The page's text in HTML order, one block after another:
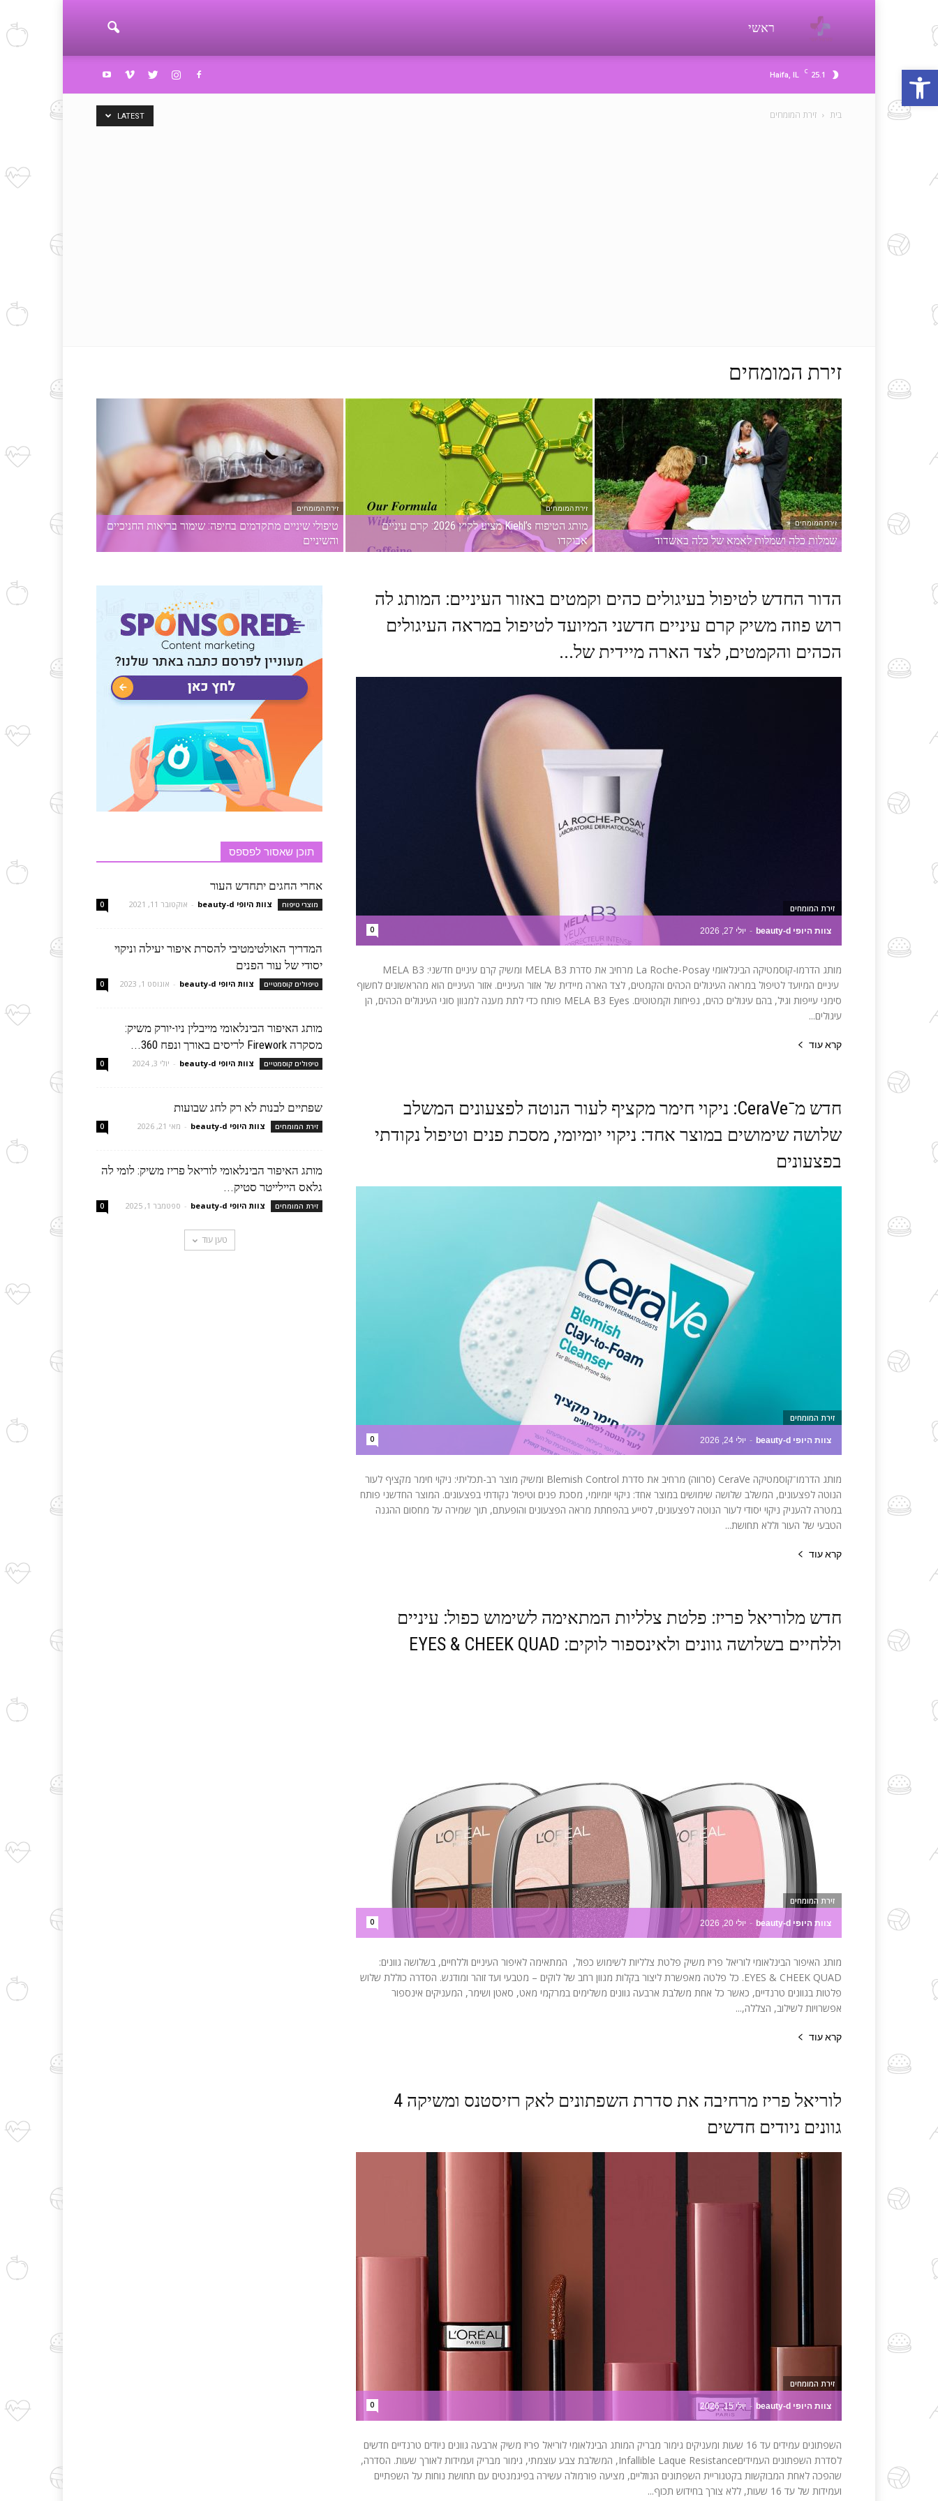
פתח סרגל נגישות
פורטל
ראשי
25.1
C
Haifa, IL
בית זירת המומחים LATEST
זירת המומחים
זירת המומחים
שמלות כלה ושמלות לאמא של כלה באשדוד
זירת המומחים
מותג הטיפוח Kiehl’s מציע לקיץ 2026: קרם עיניים
אבוקדו
זירת המומחים
טיפולי שיניים מתקדמים בחיפה: שימור בריאות החניכיים
והשיניים
הדור החדש לטיפול בעיגולים כהים וקמטים באזור העיניים: המותג לה
רוש פוזה משיק קרם עיניים חדשני המיועד לטיפול במראה העיגולים
הכהים והקמטים, לצד הארה מיידית של...
צוות היופי beauty-d - יולי 27, 2026 0
זירת המומחים
מותג הדרמו-קוסמטיקה הבינלאומי La Roche-Posay מרחיב את סדרת MELA B3 ומשיק קרם עיניים חדשני: MELA B3
עיניים המיועד לטיפול במראה העיגולים הכהים והקמטים, לצד הארה מיידית של אזור העיניים. אזור העיניים הוא מהראשונים לחשוף
סימני עייפות וגיל, בהם עיגולים כהים, נפיחות וקמטוטים. MELA B3 Eyes פותח כדי לתת מענה למגוון סוגי העיגולים הכהים, הן
עיגולים...
קרא עוד
חדש מ־CeraVe: ניקוי חימר מקציף לעור הנוטה לפצעונים המשלב
שלושה שימושים במוצר אחד: ניקוי יומיומי, מסכת פנים וטיפול נקודתי
בפצעונים
צוות היופי beauty-d - יולי 24, 2026 0
זירת המומחים
מותג הדרמו־קוסמטיקה CeraVe (סרווה) מרחיב את סדרת Blemish Control ומשיק מוצר רב-תכליתי: ניקוי חימר מקציף לעור
הנוטה לפצעונים, המשלב שלושה שימושים במוצר אחד: ניקוי יומיומי, מסכת פנים וטיפול נקודתי בפצעונים. המוצר החדשני פותח
במטרה להעניק ניקוי יסודי לעור הנוטה לפצעונים, לסייע בהפחתת מראה הפצעונים והופעתם, תוך שמירה על מחסום ההגנה
הטבעי של העור וללא תחושת...
קרא עוד
חדש מלוריאל פריז: פלטת צלליות המתאימה לשימוש כפול: עיניים
וללחיים בשלושה גוונים ולאינספור לוקים: EYES & CHEEK QUAD
צוות היופי beauty-d - יולי 20, 2026 0
זירת המומחים
מותג האיפור הבינלאומי לוריאל פריז משיק פלטת צלליות לשימוש כפול, המתאימה לאיפור העיניים וללחיים, בשלושה גוונים:
EYES & CHEEK QUAD. כל פלטה מאפשרת ליצור בקלות מגוון רחב של לוקים – מטבעי ועד זוהר ומודגש. הסדרה כוללת שלוש
פלטות בגוונים טרנדיים, כאשר כל אחת משלבת ארבעה גוונים משלימים במרקמי מאט, סאטן ושימר, המעניקים אינספור
אפשרויות לשילוב, הצללה,...
קרא עוד
לוריאל פריז מרחיבה את סדרת השפתונים לאק רזיסטנס ומשיקה 4
גוונים ניודים חדשים
צוות היופי beauty-d - יולי 15, 2026 0
זירת המומחים
השפתונים עמידים עד 16 שעות ומעניקים גימור מבריק המותג הבינלאומי לוריאל פריז משיק ארבעה גוונים ניודים טרנדיים חדשים
לסדרת השפתונים העמידיםInfallible Laque Resistance, המשלבת צבע עוצמתי, גימור מבריק ועמידות לאורך שעות. הסדרה,
שהפכה לאחת המבוקשות בקטגוריית השפתונים הנוזליים, מציעה פורמולה עשירה בפיגמנטים עם תחושת נוחות על השפתיים
ועמידות של עד 16 שעות, ללא צורך בחידוש תכוף...
תוכן שאסור לפספס
אחרי החגים יתחדש העור
מוצרי טיפוח צוות היופי beauty-d - אוקטובר 11, 2021 0
המדריך האולטימטיבי להסרת איפור יעילה וניקוי
יסודי של עור הפנים
טיפולים קוסמטיים צוות היופי beauty-d - אוגוסט 1, 2023 0
מותג האיפור הבינלאומי מייבלין ניו-יורק משיק:
מסקרה Firework לריסים באורך ונפח 360...
טיפולים קוסמטיים צוות היופי beauty-d - יולי 3, 2024 0
שפתיים לבנות לא רק לחג שבועות
זירת המומחים צוות היופי beauty-d - מאי 21, 2026 0
מותג האיפור הבינלאומי לוריאל פריז משיק: לומי לה
גלאס היילייטר סטיק...
זירת המומחים צוות היופי beauty-d - ספטמבר 1, 2025 0
טען עוד